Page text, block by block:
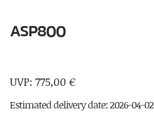
ASP800
775,00 €
Estimated delivery date: 2026-04-02